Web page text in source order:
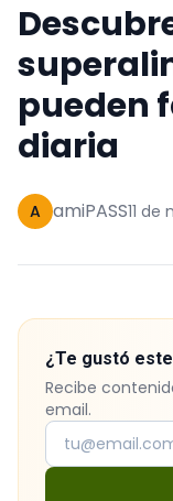
pueden
diaria
A amiPASS11 de
¿Te gustó
Recibe
email.